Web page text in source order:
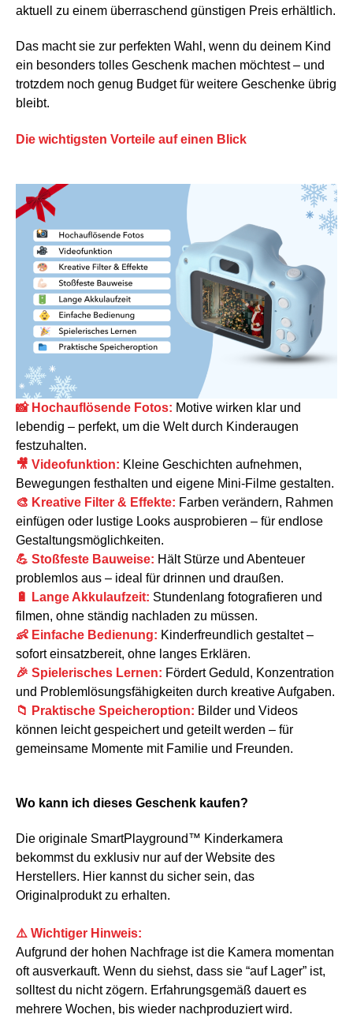
aktuell zu einem überraschend günstigen Preis erhältlich.
Das macht sie zur perfekten Wahl, wenn du deinem Kind
ein besonders tolles Geschenk machen möchtest – und
trotzdem noch genug Budget für weitere Geschenke übrig
bleibt.
Die wichtigsten Vorteile auf einen Blick
📸 Hochauflösende Fotos: Motive wirken klar und
lebendig – perfekt, um die Welt durch Kinderaugen
festzuhalten.
🎥 Videofunktion: Kleine Geschichten aufnehmen,
Bewegungen festhalten und eigene Mini-Filme gestalten.
🎨 Kreative Filter & Effekte: Farben verändern, Rahmen
einfügen oder lustige Looks ausprobieren – für endlose
Gestaltungsmöglichkeiten.
💪 Stoßfeste Bauweise: Hält Stürze und Abenteuer
problemlos aus – ideal für drinnen und draußen.
🔋 Lange Akkulaufzeit: Stundenlang fotografieren und
filmen, ohne ständig nachladen zu müssen.
👶 Einfache Bedienung: Kinderfreundlich gestaltet –
sofort einsatzbereit, ohne langes Erklären.
🎉 Spielerisches Lernen: Fördert Geduld, Konzentration
und Problemlösungsfähigkeiten durch kreative Aufgaben.
📁 Praktische Speicheroption: Bilder und Videos
können leicht gespeichert und geteilt werden – für
gemeinsame Momente mit Familie und Freunden.
Wo kann ich dieses Geschenk kaufen?
Die originale SmartPlayground™ Kinderkamera
bekommst du exklusiv nur auf der Website des
Herstellers. Hier kannst du sicher sein, das
Originalprodukt zu erhalten.
⚠️ Wichtiger Hinweis:
Aufgrund der hohen Nachfrage ist die Kamera momentan
oft ausverkauft. Wenn du siehst, dass sie “auf Lager” ist,
solltest du nicht zögern. Erfahrungsgemäß dauert es
mehrere Wochen, bis wieder nachproduziert wird.